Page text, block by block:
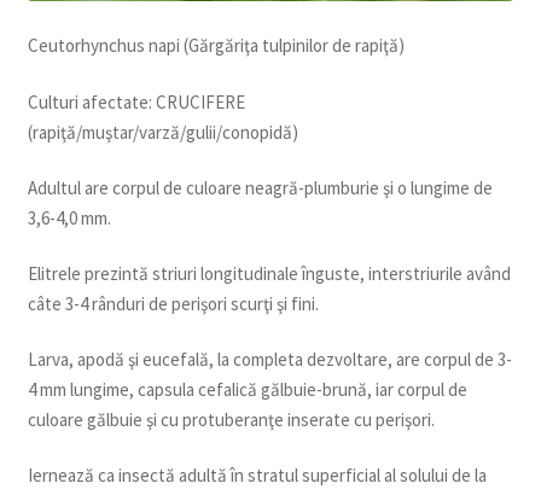
Ceutorhynchus napi (Gărgăriţa tulpinilor de rapiţă)
Culturi afectate: CRUCIFERE
(rapiţă/muştar/varză/gulii/conopidă)
Adultul are corpul de culoare neagră-plumburie şi o lungime de
3,6-4,0 mm.
Elitrele prezintă striuri longitudinale înguste, interstriurile având
câte 3-4 rânduri de perişori scurţi şi fini.
Larva, apodă şi eucefală, la completa dezvoltare, are corpul de 3-
4 mm lungime, capsula cefalică gălbuie-brună, iar corpul de
culoare gălbuie şi cu protuberanţe inserate cu perişori.
Iernează ca insectă adultă în stratul superficial al solului de la